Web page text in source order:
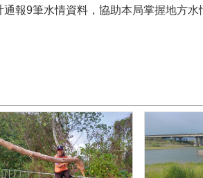
報9筆水情資料，協助本局掌握地方水